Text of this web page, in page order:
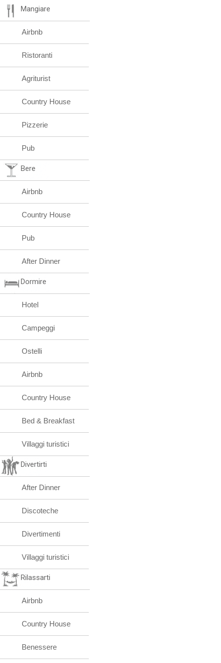
Mangiare
Airbnb
Ristoranti
Agriturist
Country House
Pizzerie
Pub
Bere
Airbnb
Country House
Pub
After Dinner
Dormire
Hotel
Campeggi
Ostelli
Airbnb
Country House
Bed & Breakfast
Villaggi turistici
Divertirti
After Dinner
Discoteche
Divertimenti
Villaggi turistici
Rilassarti
Airbnb
Country House
Benessere